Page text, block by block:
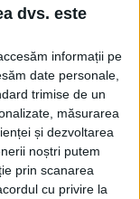
dvs. este
informații pe
date personale,
trimise de un
măsurarea
și dezvoltarea
noștri putem
prin scanarea
cu privire la